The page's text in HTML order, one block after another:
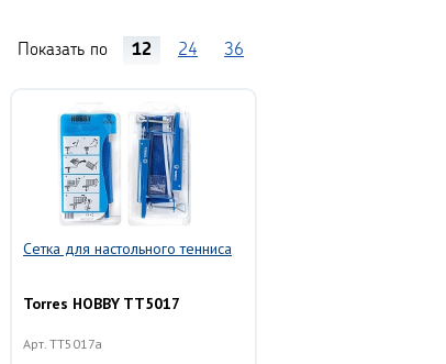
Показать по 12 24 36
Сетка для настольного тенниса
Torres HOBBY TT5017
Арт. TT5017a